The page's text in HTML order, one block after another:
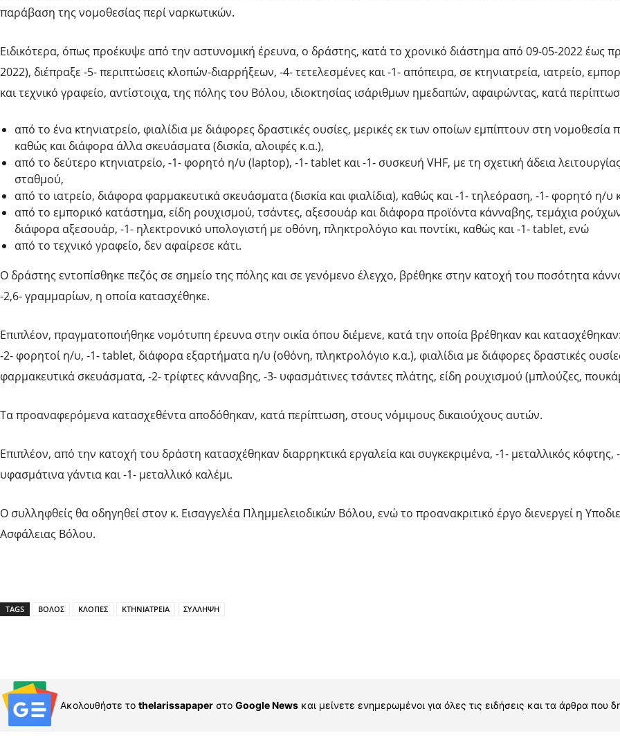
παράβαση της νομοθεσίας περί ναρκωτικών.
Ειδικότερα, όπως προέκυψε από την αστυνομική έρευνα, o δράστης, κατά το χρονικό διάστημα από 09-05-2022 έως
2022), διέπραξε -5- περιπτώσεις κλοπών-διαρρήξεων, -4- τετελεσμένες και -1- απόπειρα, σε κτηνιατρεία, ιατρείο,
και τεχνικό γραφείο, αντίστοιχα, της πόλης του Βόλου, ιδιοκτησίας ισάριθμων ημεδαπών, αφαιρώντας, κατά
από το ένα κτηνιατρείο, φιαλίδια με διάφορες δραστικές ουσίες, μερικές εκ των οποίων εμπίπτουν στη νομοθεσία
καθώς και διάφορα άλλα σκευάσματα (δισκία, αλοιφές κ.α.),
από το δεύτερο κτηνιατρείο, -1- φορητό η/υ (laptop), -1- tablet και -1- συσκευή VHF, με τη σχετική άδεια
σταθμού,
από το ιατρείο, διάφορα φαρμακευτικά σκευάσματα (δισκία και φιαλίδια), καθώς και -1- τηλεόραση, -1- φορητό η/υ
από το εμπορικό κατάστημα, είδη ρουχισμού, τσάντες, αξεσουάρ και διάφορα προϊόντα κάνναβης, τεμάχια
διάφορα αξεσουάρ, -1- ηλεκτρονικό υπολογιστή με οθόνη, πληκτρολόγιο και ποντίκι, καθώς και -1- tablet, ενώ
από το τεχνικό γραφείο, δεν αφαίρεσε κάτι.
Ο δράστης εντοπίσθηκε πεζός σε σημείο της πόλης και σε γενόμενο έλεγχο, βρέθηκε στην κατοχή του ποσότητα
-2,6- γραμμαρίων, η οποία κατασχέθηκε.
Επιπλέον, πραγματοποιήθηκε νομότυπη έρευνα στην οικία όπου διέμενε, κατά την οποία βρέθηκαν και
-2- φορητοί η/υ, -1- tablet, διάφορα εξαρτήματα η/υ (οθόνη, πληκτρολόγιο κ.α.), φιαλίδια με διάφορες δραστικές
φαρμακευτικά σκευάσματα, -2- τρίφτες κάνναβης, -3- υφασμάτινες τσάντες πλάτης, είδη ρουχισμού (μπλούζες,
Τα προαναφερόμενα κατασχεθέντα αποδόθηκαν, κατά περίπτωση, στους νόμιμους δικαιούχους αυτών.
Επιπλέον, από την κατοχή του δράστη κατασχέθηκαν διαρρηκτικά εργαλεία και συγκεκριμένα, -1- μεταλλικός κόφτης,
υφασμάτινα γάντια και -1- μεταλλικό καλέμι.
Ο συλληφθείς θα οδηγηθεί στον κ. Εισαγγελέα Πλημμελειοδικών Βόλου, ενώ το προανακριτικό έργο διενεργεί η
Ασφάλειας Βόλου.
TAGS ΒΟΛΟΣ ΚΛΟΠΕΣ ΚΤΗΝΙΑΤΡΕΙΑ ΣΥΛΛΗΨΗ
Ακολουθήστε το thelarissapaper στο Google News και μείνετε ενημερωμένοι για όλες τις ειδήσεις και τα άρθρα που